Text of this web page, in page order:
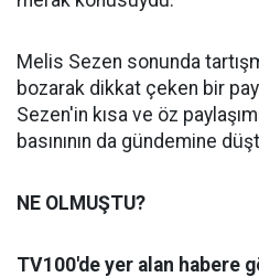
Melis Sezen sonunda
bozarak dikkat çeken bir
Sezen'in kısa ve öz
basınının da gündemine
NE OLMUŞTU?
TV100'de yer alan habere